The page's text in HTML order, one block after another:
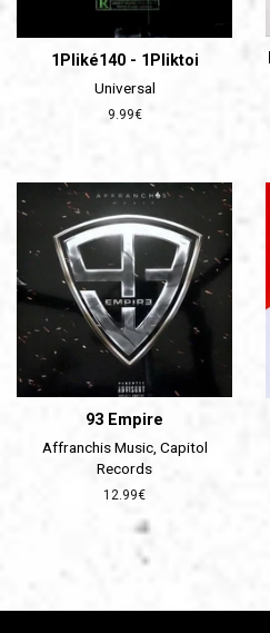
1Pliké140 - 1Pliktoi
Universal
Prix
9.99€
93 Empire
Affranchis Music, Capitol
Records
Prix
12.99€